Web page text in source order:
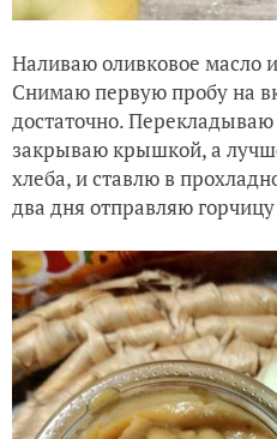
Наливаю оливковое
Снимаю первую пробу на
достаточно.
закрываю крышкой, а
хлеба, и ставлю в
два дня отправляю